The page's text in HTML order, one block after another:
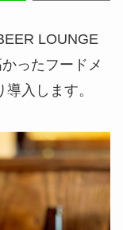
LOUNGE
ったフードメ
入します。